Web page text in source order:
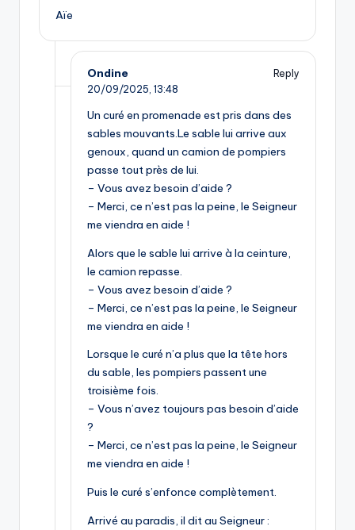
Aïe
Ondine
Reply
20/09/2025, 13:48
Un curé en promenade est pris dans des
sables mouvants.Le sable lui arrive aux
genoux, quand un camion de pompiers
passe tout près de lui.
– Vous avez besoin d’aide ?
– Merci, ce n’est pas la peine, le Seigneur
me viendra en aide !
Alors que le sable lui arrive à la ceinture,
le camion repasse.
– Vous avez besoin d’aide ?
– Merci, ce n’est pas la peine, le Seigneur
me viendra en aide !
Lorsque le curé n’a plus que la tête hors
du sable, les pompiers passent une
troisième fois.
– Vous n’avez toujours pas besoin d’aide
?
– Merci, ce n’est pas la peine, le Seigneur
me viendra en aide !
Puis le curé s’enfonce complètement.
Arrivé au paradis, il dit au Seigneur :